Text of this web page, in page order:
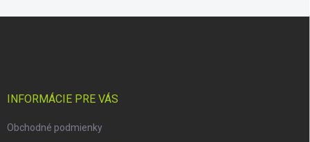
INFORMÁCIE PRE VÁS
Obchodné podmienky